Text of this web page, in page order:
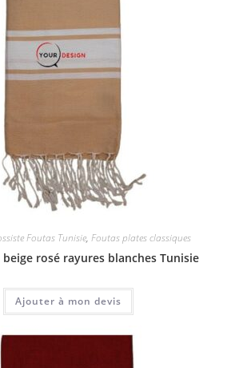
Foutas Tunisie, Foutas plates classiques
rosé rayures blanches Tunisie
Ajouter à mon devis